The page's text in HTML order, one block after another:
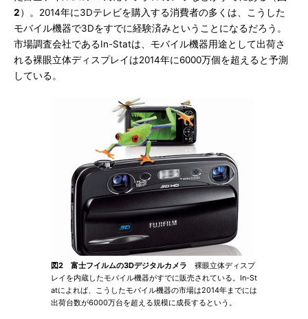
2）。2014年に3Dテレビを購入する消費者の多くは、こうした
モバイル機器で3Dをすでに経験済みということになるだろう。
市場調査会社であるIn-Statは、モバイル機器用途として出荷さ
れる裸眼立体ディスプレイは2014年に6000万個を超えると予測
している。
図2 富士フイルムの3Dデジタルカメラ 裸眼立体ディスプ
レイを内蔵したモバイル機器がすでに販売されている。In-St
atによれば、こうしたモバイル機器の市場は2014年までには
出荷台数が6000万台を超える規模に成長するという。